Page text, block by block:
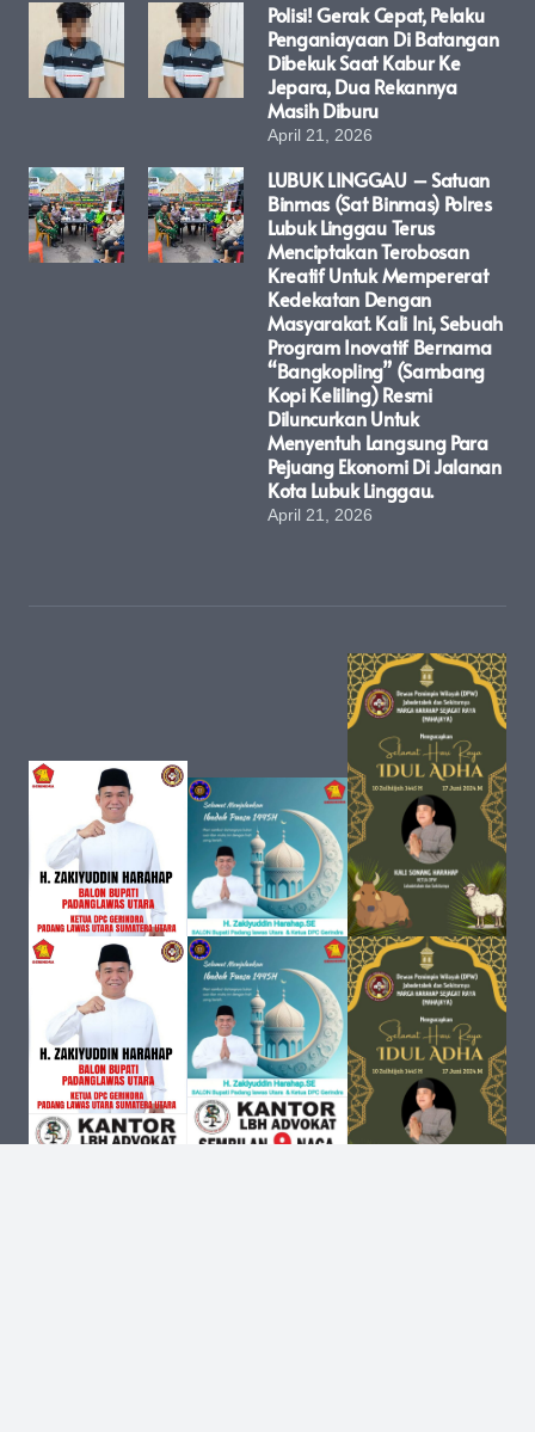
Polisi! Gerak Cepat, Pelaku
Penganiayaan Di Batangan
Dibekuk Saat Kabur Ke
Jepara, Dua Rekannya
Masih Diburu
April 21, 2026
LUBUK LINGGAU – Satuan
Binmas (Sat Binmas) Polres
Lubuk Linggau Terus
Menciptakan Terobosan
Kreatif Untuk Mempererat
Kedekatan Dengan
Masyarakat. Kali Ini, Sebuah
Program Inovatif Bernama
“Bangkopling” (Sambang
Kopi Keliling) Resmi
Diluncurkan Untuk
Menyentuh Langsung Para
Pejuang Ekonomi Di Jalanan
Kota Lubuk Linggau.
April 21, 2026